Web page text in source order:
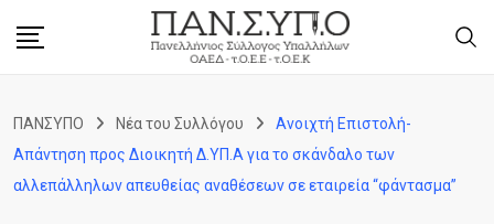
ΠΑΝΣΥΠΟ Νέα του Συλλόγου
Ανοιχτή Επιστολή-
Απάντηση προς Διοικητή Δ.ΥΠ.Α για το σκάνδαλο των
αλλεπάλληλων απευθείας αναθέσεων σε εταιρεία “φάντασμα”